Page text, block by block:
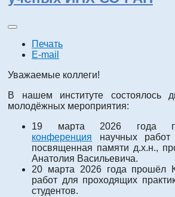
Печать
E-mail
Уважаемые коллеги!
В нашем институте состоялось
молодёжных мероприятия:
19 марта 2026 года
конференция научных
посвященная памяти д.х.н.,
Анатолия Васильевича.
20 марта 2026 года прошёл
работ для проходящих
студентов.